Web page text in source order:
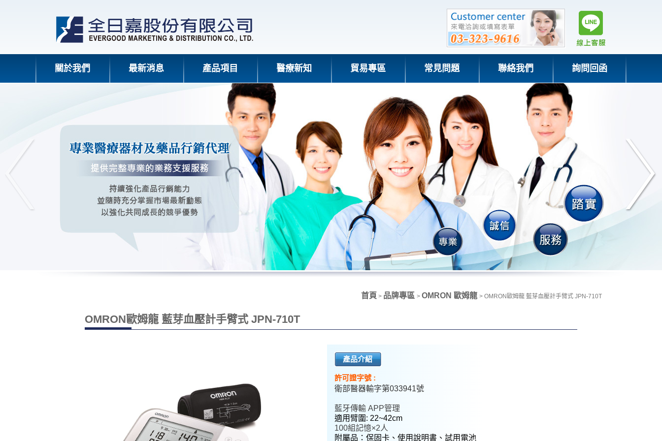
關於我們 最新消息 產品項目 醫療新知 貿易專區 常見問題 聯絡我們 詢問回函
首頁 > 品牌專區 > OMRON 歐姆龍 > OMRON歐姆龍 藍芽血壓計手臂式 JPN-710T
OMRON歐姆龍 藍芽血壓計手臂式 JPN-710T
產品介紹
許可證字號 :
衛部醫器輸字第033941號
藍牙傳輸 APP管理
適用臂圍: 22~42cm
100組記憶×2人
附屬品：保固卡、使用說明書、試用電池